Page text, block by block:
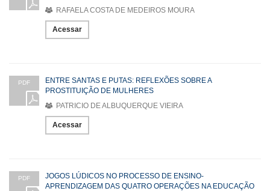
RAFAELA COSTA DE MEDEIROS MOURA
Acessar
PDF
ENTRE SANTAS E PUTAS: REFLEXÕES SOBRE A
PROSTITUIÇÃO DE MULHERES
PATRICIO DE ALBUQUERQUE VIEIRA
Acessar
PDF
JOGOS LÚDICOS NO PROCESSO DE ENSINO-
APRENDIZAGEM DAS QUATRO OPERAÇÕES NA EDUCAÇÃO